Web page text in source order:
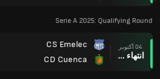
Serie A 2025: Qualifying Round
04 أكتوبر
انتهاء وقت المباراة
CS Emelec
CD Cuenca